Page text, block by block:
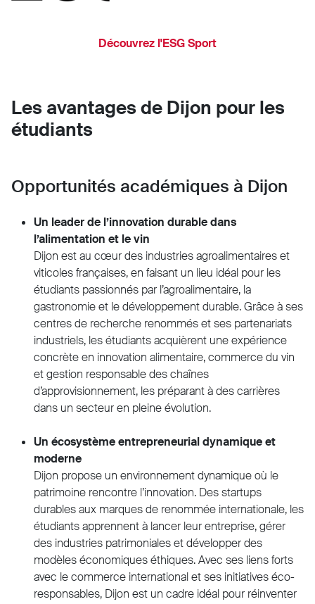
Découvrez l'ESG Sport
Les avantages de Dijon pour les
étudiants
Opportunités académiques à Dijon
Un leader de l’innovation durable dans
l’alimentation et le vin
Dijon est au cœur des industries agroalimentaires et
viticoles françaises, en faisant un lieu idéal pour les
étudiants passionnés par l’agroalimentaire, la
gastronomie et le développement durable. Grâce à ses
centres de recherche renommés et ses partenariats
industriels, les étudiants acquièrent une expérience
concrète en innovation alimentaire, commerce du vin
et gestion responsable des chaînes
d’approvisionnement, les préparant à des carrières
dans un secteur en pleine évolution.
Un écosystème entrepreneurial dynamique et
moderne
Dijon propose un environnement dynamique où le
patrimoine rencontre l’innovation. Des startups
durables aux marques de renommée internationale, les
étudiants apprennent à lancer leur entreprise, gérer
des industries patrimoniales et développer des
modèles économiques éthiques. Avec ses liens forts
avec le commerce international et ses initiatives éco-
responsables, Dijon est un cadre idéal pour réinventer